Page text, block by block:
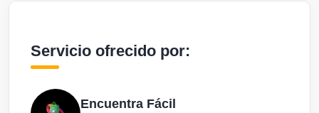
Servicio ofrecido por:
Encuentra Fácil